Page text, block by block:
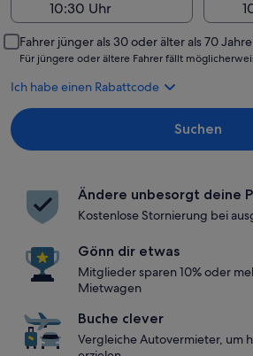
Fahrer jünger als 30 oder älter als 70 Jahre
Für jüngere oder ältere Fahrer fällt
Ich habe einen Rabattcode
Suchen
Ändere unbesorgt deine
Kostenlose Stornierung bei
Gönn dir etwas
Mitglieder sparen 10% oder
Mietwagen
Buche clever
Vergleiche Autovermieter, um